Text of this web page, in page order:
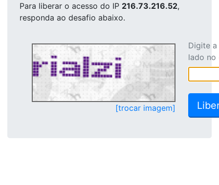
Para liberar o acesso do IP 216.73.216.52,
responda ao desafio abaixo.
[trocar imagem]
Digite
lado no